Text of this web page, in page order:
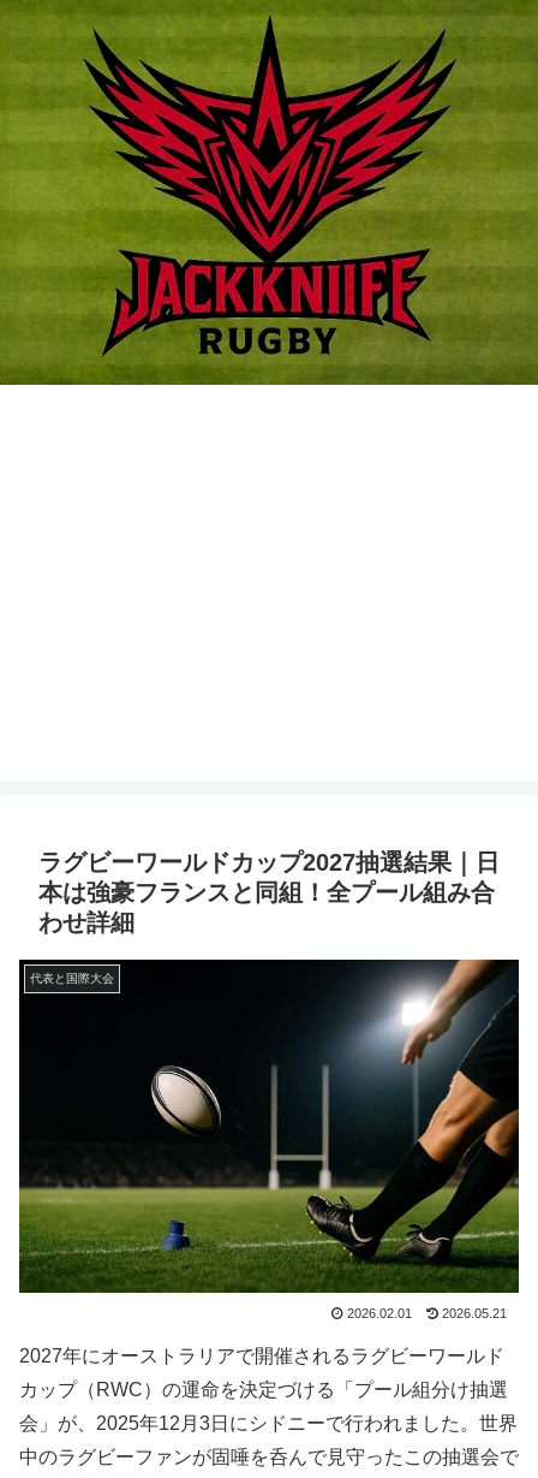
ラグビーワールドカップ2027抽選結果｜日
本は強豪フランスと同組！全プール組み合
わせ詳細
代表と国際大会
2026.02.01 2026.05.21
2027年にオーストラリアで開催されるラグビーワールド
カップ（RWC）の運命を決定づける「プール組分け抽選
会」が、2025年12月3日にシドニーで行われました。世界
中のラグビーファンが固唾を呑んで見守ったこの抽選会で